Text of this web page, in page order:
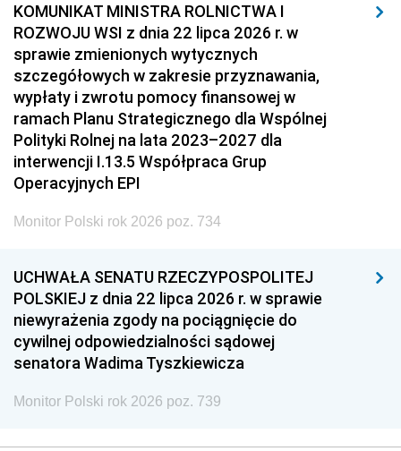
KOMUNIKAT MINISTRA ROLNICTWA I
ROZWOJU WSI z dnia 22 lipca 2026 r. w
sprawie zmienionych wytycznych
szczegółowych w zakresie przyznawania,
wypłaty i zwrotu pomocy finansowej w
ramach Planu Strategicznego dla Wspólnej
Polityki Rolnej na lata 2023–2027 dla
interwencji I.13.5 Współpraca Grup
Operacyjnych EPI
Monitor Polski rok 2026 poz. 734
UCHWAŁA SENATU RZECZYPOSPOLITEJ
POLSKIEJ z dnia 22 lipca 2026 r. w sprawie
niewyrażenia zgody na pociągnięcie do
cywilnej odpowiedzialności sądowej
senatora Wadima Tyszkiewicza
Monitor Polski rok 2026 poz. 739